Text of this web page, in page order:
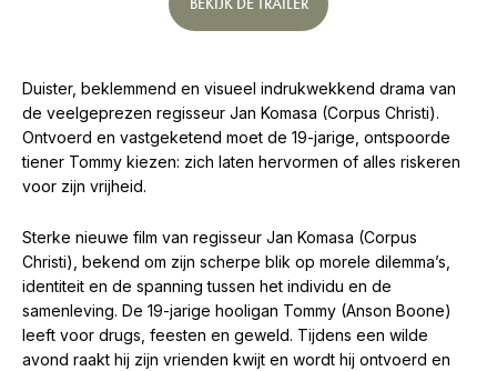
Duister, beklemmend en visueel indrukwekkend drama van
de veelgeprezen regisseur Jan Komasa (Corpus Christi).
Ontvoerd en vastgeketend moet de 19-jarige, ontspoorde
tiener Tommy kiezen: zich laten hervormen of alles riskeren
voor zijn vrijheid.
Sterke nieuwe film van regisseur Jan Komasa (Corpus
Christi), bekend om zijn scherpe blik op morele dilemma’s,
identiteit en de spanning tussen het individu en de
samenleving. De 19-jarige hooligan Tommy (Anson Boone)
leeft voor drugs, feesten en geweld. Tijdens een wilde
avond raakt hij zijn vrienden kwijt en wordt hij ontvoerd en